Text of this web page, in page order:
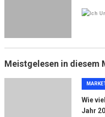
Meistgelesen in diesem
Wie
Jahr